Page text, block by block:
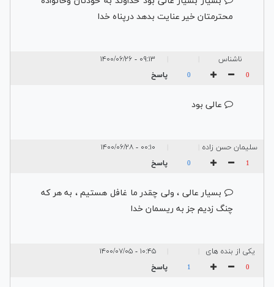
محترمتان خیر عنایت بدهد درپناه خدا
ناشناس ۰۹:۱۳ - ۱۴۰۰/۰۶/۲۶
0
0 پاسخ
عالی بود
سلیمان حسن زاده ۰۰:۱۰ - ۱۴۰۰/۰۶/۲۸
1
0 پاسخ
بسیار عالی ، ولی چقدر ما غافل هستیم ، به هر که
چنگ زدیم جز به ریسمان خدا
یکی از بنده های
خدا
۱۰:۴۵ - ۱۴۰۰/۰۷/۰۵
0
1 پاسخ